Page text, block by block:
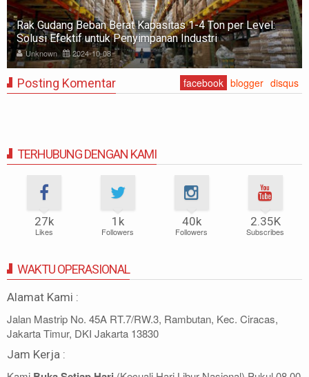
Rak Gudang Beban Berat Kapasitas 1-4 Ton per Level:
Solusi Efektif untuk Penyimpanan Industri
Unknown 2024-10-08
Posting Komentar facebook blogger disqus
TERHUBUNG DENGAN KAMI
27k
Likes
1k
Followers
40k
Followers
2.35K
Subscribes
WAKTU OPERASIONAL
Alamat Kami :
Jalan Mastrip No. 45A RT.7/RW.3, Rambutan, Kec. Ciracas,
Jakarta Timur, DKI Jakarta 13830
Jam Kerja :